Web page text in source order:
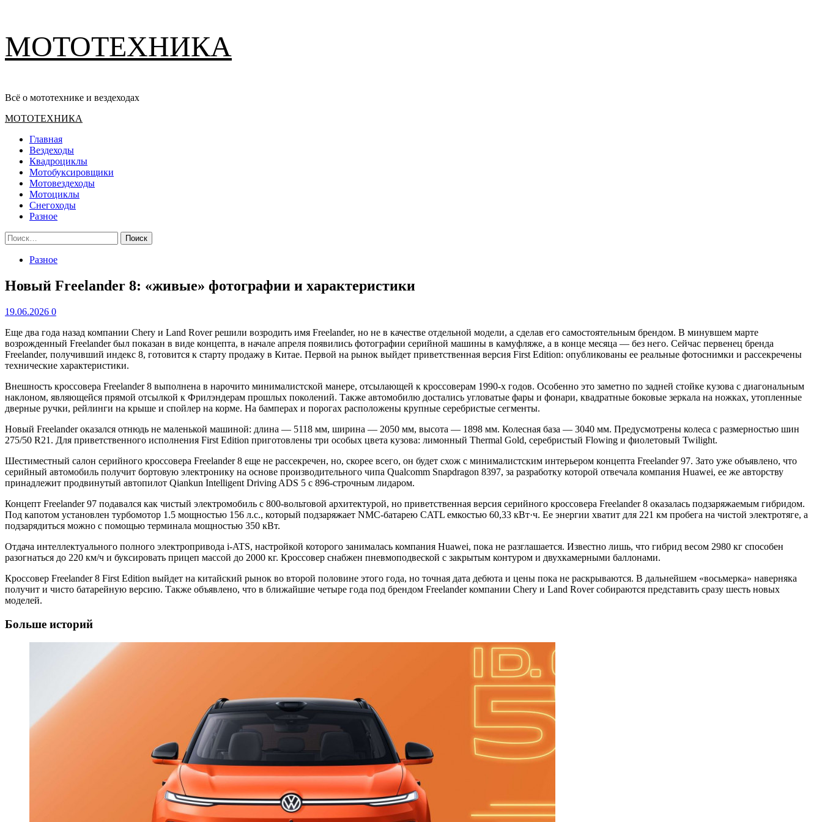
содержимому
МОТОТЕХНИКА
Всё о мототехнике и вездеходах
Основное
МОТОТЕХНИКА
Главная
Вездеходы
Квадроциклы
Мотобуксировщики
Мотовездеходы
Мотоциклы
Снегоходы
Разное
Найти:
Разное
Новый Freelander 8: «живые» фотографии и характеристики
19.06.2026 0
Еще два года назад компании Chery и Land Rover решили возродить имя Freelander, но не в качестве отдельной модели, а сделав его самостоятельным брендом. В минувшем марте
возрожденный Freelander был показан в виде концепта, в начале апреля появились фотографии серийной машины в камуфляже, а в конце месяца — без него. Сейчас первенец бренда
Freelander, получивший индекс 8, готовится к старту продажу в Китае. Первой на рынок выйдет приветственная версия First Edition: опубликованы ее реальные фотоснимки и рассекречены
технические характеристики.
Внешность кроссовера Freelander 8 выполнена в нарочито минималистской манере, отсылающей к кроссоверам 1990-х годов. Особенно это заметно по задней стойке кузова с диагональным
наклоном, являющейся прямой отсылкой к Фрилэндерам прошлых поколений. Также автомобилю достались угловатые фары и фонари, квадратные боковые зеркала на ножках, утопленные
дверные ручки, рейлинги на крыше и спойлер на корме. На бамперах и порогах расположены крупные серебристые сегменты.
Новый Freelander оказался отнюдь не маленькой машиной: длина — 5118 мм, ширина — 2050 мм, высота — 1898 мм. Колесная база — 3040 мм. Предусмотрены колеса с размерностью шин
275/50 R21. Для приветственного исполнения First Edition приготовлены три особых цвета кузова: лимонный Thermal Gold, серебристый Flowing и фиолетовый Twilight.
Шестиместный салон серийного кроссовера Freelander 8 еще не рассекречен, но, скорее всего, он будет схож с минималистским интерьером концепта Freelander 97. Зато уже объявлено, что
серийный автомобиль получит бортовую электронику на основе производительного чипа Qualcomm Snapdragon 8397, за разработку которой отвечала компания Huawei, ее же авторству
принадлежит продвинутый автопилот Qiankun Intelligent Driving ADS 5 с 896-строчным лидаром.
Концепт Freelander 97 подавался как чистый электромобиль с 800-вольтовой архитектурой, но приветственная версия серийного кроссовера Freelander 8 оказалась подзаряжаемым гибридом.
Под капотом установлен турбомотор 1.5 мощностью 156 л.с., который подзаряжает NMC-батарею CATL емкостью 60,33 кВт·ч. Ее энергии хватит для 221 км пробега на чистой электротяге, а
подзарядиться можно с помощью терминала мощностью 350 кВт.
Отдача интеллектуального полного электропривода i-ATS, настройкой которого занималась компания Huawei, пока не разглашается. Известно лишь, что гибрид весом 2980 кг способен
разогнаться до 220 км/ч и буксировать прицеп массой до 2000 кг. Кроссовер снабжен пневмоподвеской с закрытым контуром и двухкамерными баллонами.
Кроссовер Freelander 8 First Edition выйдет на китайский рынок во второй половине этого года, но точная дата дебюта и цены пока не раскрываются. В дальнейшем «восьмерка» наверняка
получит и чисто батарейную версию. Также объявлено, что в ближайшие четыре года под брендом Freelander компании Chery и Land Rover собираются представить сразу шесть новых
моделей.
Больше историй